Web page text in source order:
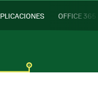
OFFICE 365